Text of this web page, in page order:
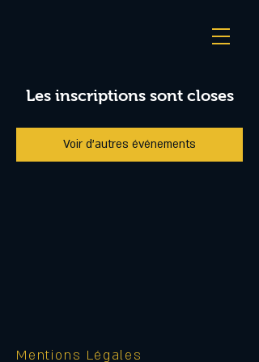
Les inscriptions sont closes
Voir d'autres événements
Mentions Légales